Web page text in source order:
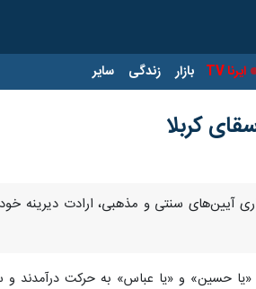
ایرنا TV بازار زندگی سایر
کربلا